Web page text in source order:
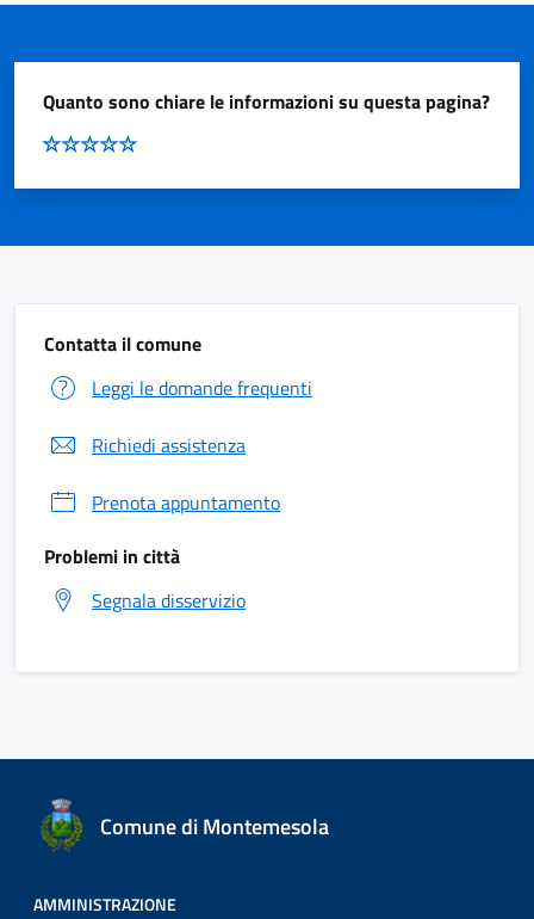
Quanto sono chiare le informazioni su questa pagina?
Contatta il comune
Leggi le domande frequenti
Richiedi assistenza
Prenota appuntamento
Problemi in città
Segnala disservizio
Comune di Montemesola
AMMINISTRAZIONE